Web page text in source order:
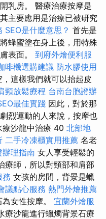
乳房。 醫療治療按摩是
主要應用是治療已被研究
SEO是什麼意思？ 首先是
蜂蜜塗在身上後，用特殊
表面。 到府外燴便利服
啡機選購建議 防水膠使用
這樣我們就可以抬起皮
頸放鬆療程 台南台胞證辦
最佳實踐 因此，對於那
烈運動的人來說，按摩也
療沙龍中治療 40 北部地
二手冷凍櫃實用推薦 名老
辦理指南 女人享受輕鬆的
療師，所以對頸部和肩部
務 女孩的房間，背景是蠟
議點心服務 熱門外燴推薦
女性按摩。 宜蘭外燴服
療沙龍進行蠟燭背景石療